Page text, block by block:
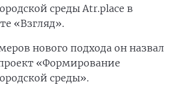
среды Atr.place в
«Взгляд».
нового подхода он назвал
«Формирование
среды».